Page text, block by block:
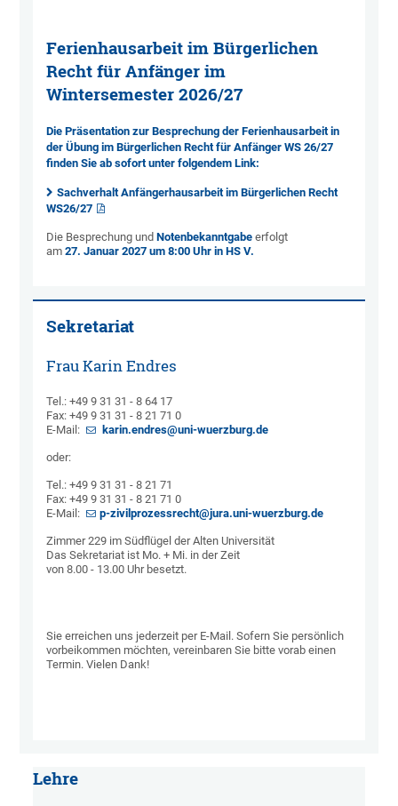
Ferienhausarbeit im Bürgerlichen
Recht für Anfänger im
Wintersemester 2026/27
Die Präsentation zur Besprechung der Ferienhausarbeit in
der Übung im Bürgerlichen Recht für Anfänger WS 26/27
finden Sie ab sofort unter folgendem Link:
Sachverhalt Anfängerhausarbeit im Bürgerlichen Recht
WS26/27
Die Besprechung undNotenbekanntgabe erfolgt
am27. Januar 2027 um 8:00 Uhr in HS V.
Sekretariat
Frau Karin Endres
Tel.: +49 9 31 31 - 8 64 17
Fax: +49 9 31 31 - 8 21 71 0
E-Mail:
karin.endres@uni-wuerzburg.de
oder:
Tel.: +49 9 31 31 - 8 21 71
Fax: +49 9 31 31 - 8 21 71 0
E-Mail:
p-zivilprozessrecht@jura.uni-wuerzburg.de
Zimmer 229 im Südflügel der Alten Universität
Das Sekretariat ist Mo. + Mi. in der Zeit
von 8.00 - 13.00 Uhr besetzt.
Sie erreichen uns jederzeit per E-Mail. Sofern Sie persönlich
vorbeikommen möchten, vereinbaren Sie bitte vorab einen
Termin. Vielen Dank!
Lehre